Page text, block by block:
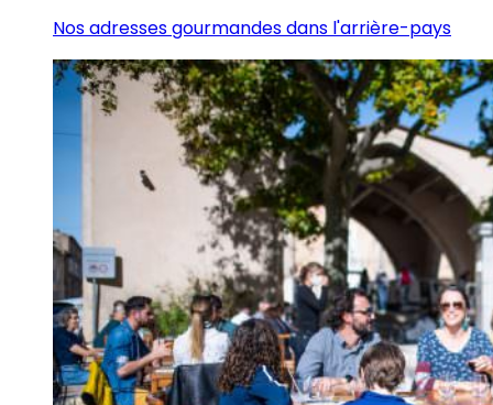
Nos adresses gourmandes dans l'arrière-pays